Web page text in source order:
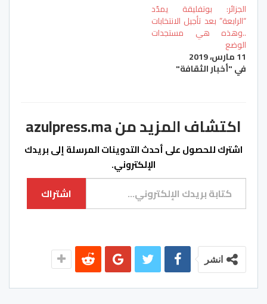
الجزائر: بوتفليقة يمدّد
“الرابعة” بعد تأجيل الانتخابات
..وهذه هي مستجدات
الوضع
11 مارس، 2019
في "أخبار الثقافة"
اكتشاف المزيد من azulpress.ma
اشترك للحصول على أحدث التدوينات المرسلة إلى بريدك
الإلكتروني.
كتابة بريدك الإلكتروني...
اشتراك
انشر